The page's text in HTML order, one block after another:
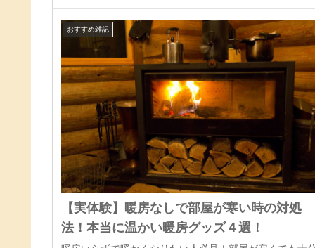
おすすめ雑記
【実体験】暖房なしで部屋が寒い時の対処
法！本当に温かい暖房グッズ４選！